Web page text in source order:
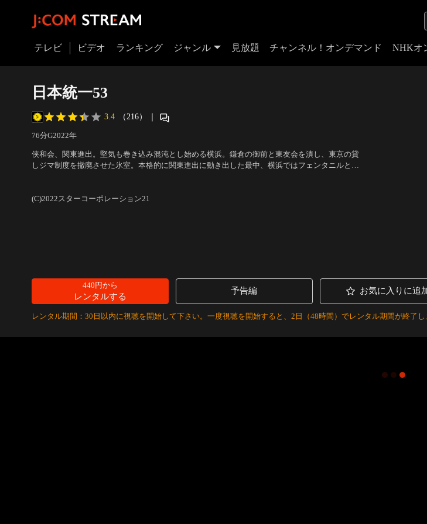
テレビ ビデオ ランキング ジャンル 見放題 チャンネル！オンデマンド NHKオ
日本統一53
3.4 （216） ｜
76分G2022年
侠和会、関東進出。堅気も巻き込み混沌とし始める横浜。鎌倉の御前と東友会を潰し、東京の貸
しジマ制度を撤廃させた氷室。本格的に関東進出に動き出した最中、横浜ではフェンタニルとい
(C)2022スターコーポレーション21
440円から
レンタルする
予告編 お気に入りに追
レンタル期間：30日以内に視聴を開始して下さい。一度視聴を開始すると、2日（48時間）でレンタル期間が終了し